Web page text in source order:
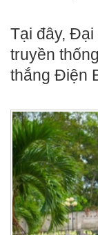
Tại đây,
truyền
thắng Điện